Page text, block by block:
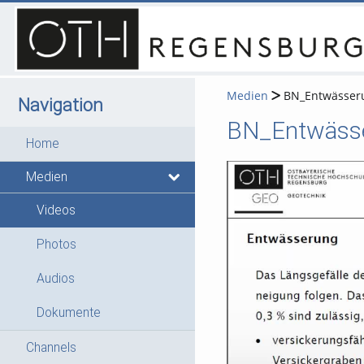
Navigation
Home
Medien
Videos
Photos
Audios
Dokumente
Channels
Medien